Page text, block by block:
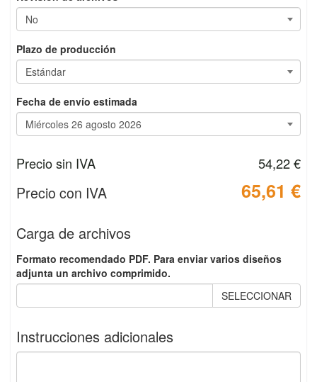
Plazo de producción
Fecha de envío estimada
Precio sin IVA 54,22 €
Precio con IVA 65,61 €
Carga de archivos
Formato recomendado PDF. Para enviar varios diseños
adjunta un archivo comprimido.
SELECCIONAR
Instrucciones adicionales